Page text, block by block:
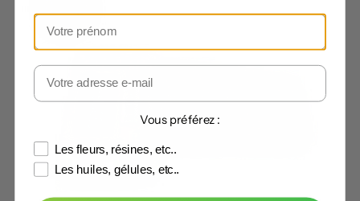
Vous préférez :
Les fleurs, résines, etc..
Les huiles, gélules, etc..